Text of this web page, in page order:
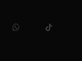
WhatsAppTikTok